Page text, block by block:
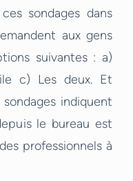
sondages dans
aux gens
suivantes : a)
c) Les deux. Et
indiquent
le bureau est
professionnels à